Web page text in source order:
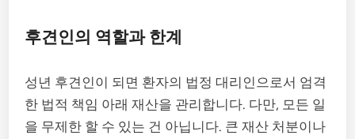
후견인의 역할과 한계
성년 후견인이 되면 환자의 법정 대리인으로서 엄격
한 법적 책임 아래 재산을 관리합니다. 다만, 모든 일
을 무제한 할 수 있는 건 아닙니다. 큰 재산 처분이나